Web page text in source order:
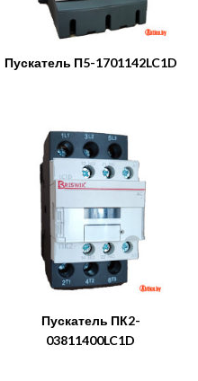
Пускатель П5-1701142LC1D
Пускатель ПК2-
03811400LC1D